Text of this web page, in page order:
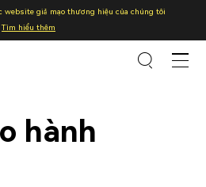
website giả mạo thương hiệu của chúng tôi
Tìm hiểu thêm
hành